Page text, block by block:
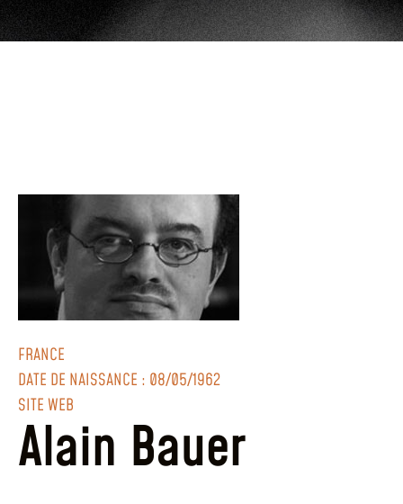
FRANCE
DATE DE NAISSANCE : 08/05/1962
SITE WEB
Alain Bauer